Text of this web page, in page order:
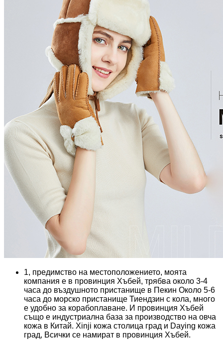
1, предимство на местоположението, моята
компания е в провинция Хъбей, трябва около 3-4
часа до въздушното пристанище в Пекин Около 5-6
часа до морско пристанище Тиендзин с кола, много
е удобно за корабоплаване. И провинция Хъбей
също е индустриална база за производство на овча
кожа в Китай. Xinji кожа столица град и Daying кожа
град, Всички се намират в провинция Хъбей.